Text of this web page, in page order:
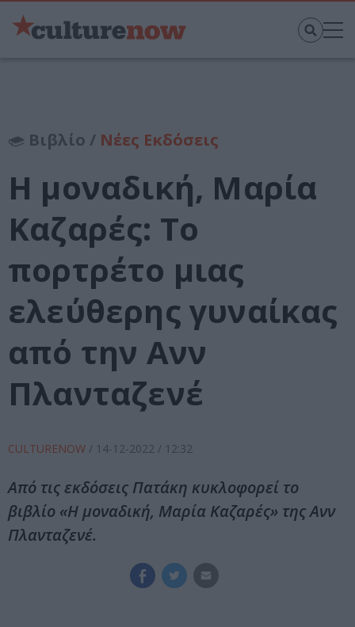
Βιβλίο / Νέες Εκδόσεις
Η μοναδική, Μαρία
Καζαρές: Το
πορτρέτο µιας
ελεύθερης γυναίκας
από την Ανν
Πλανταζενέ
CULTURENOW / 14-12-2022 / 12:32
Από τις εκδόσεις Πατάκη κυκλοφορεί το
βιβλίο «Η μοναδική, Μαρία Καζαρές» της Ανν
Πλανταζενέ.